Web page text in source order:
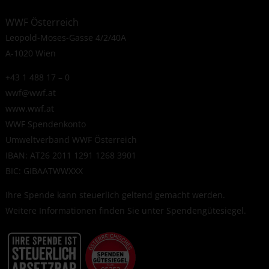
WWF Österreich
Leopold-Moses-Gasse 4/2/40A
A-1020 Wien
+43 1 488 17 – 0
wwf@wwf.at
www.wwf.at
WWF Spendenkonto
Umweltverband WWF Österreich
IBAN: AT26 2011 1291 1268 3901
BIC: GIBAATWWXXX
Ihre Spende kann steuerlich geltend gemacht werden.
Weitere Informationen finden Sie unter Spendengütesiegel.